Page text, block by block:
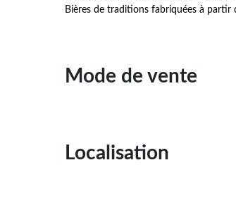
Bières de traditions fabriquées à partir
Mode de vente
Localisation